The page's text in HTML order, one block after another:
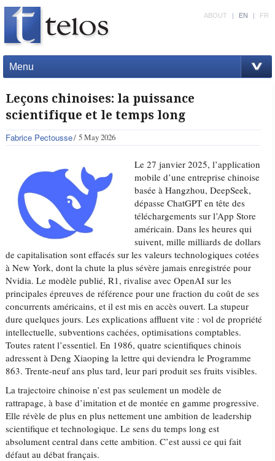
Menu
ABOUT | EN | FR
Leçons chinoises: la puissance
scientifique et le temps long
Fabrice Pectousse 5 May 2026
Le 27 janvier 2025, l’application
mobile d’une entreprise chinoise
basée à Hangzhou, DeepSeek,
dépasse ChatGPT en tête des
téléchargements sur l’App Store
américain. Dans les heures qui
suivent, mille milliards de dollars
de capitalisation sont effacés sur les valeurs technologiques cotées
à New York, dont la chute la plus sévère jamais enregistrée pour
Nvidia. Le modèle publié, R1, rivalise avec OpenAI sur les
principales épreuves de référence pour une fraction du coût de ses
concurrents américains, et il est mis en accès ouvert. La stupeur
dure quelques jours. Les explications affluent vite : vol de propriété
intellectuelle, subventions cachées, optimisations comptables.
Toutes ratent l’essentiel. En 1986, quatre scientifiques chinois
adressent à Deng Xiaoping la lettre qui deviendra le Programme
863. Trente-neuf ans plus tard, leur pari produit ses fruits visibles.
La trajectoire chinoise n’est pas seulement un modèle de
rattrapage, à base d’imitation et de montée en gamme progressive.
Elle révèle de plus en plus nettement une ambition de leadership
scientifique et technologique. Le sens du temps long est
absolument central dans cette ambition. C’est aussi ce qui fait
défaut au débat français.